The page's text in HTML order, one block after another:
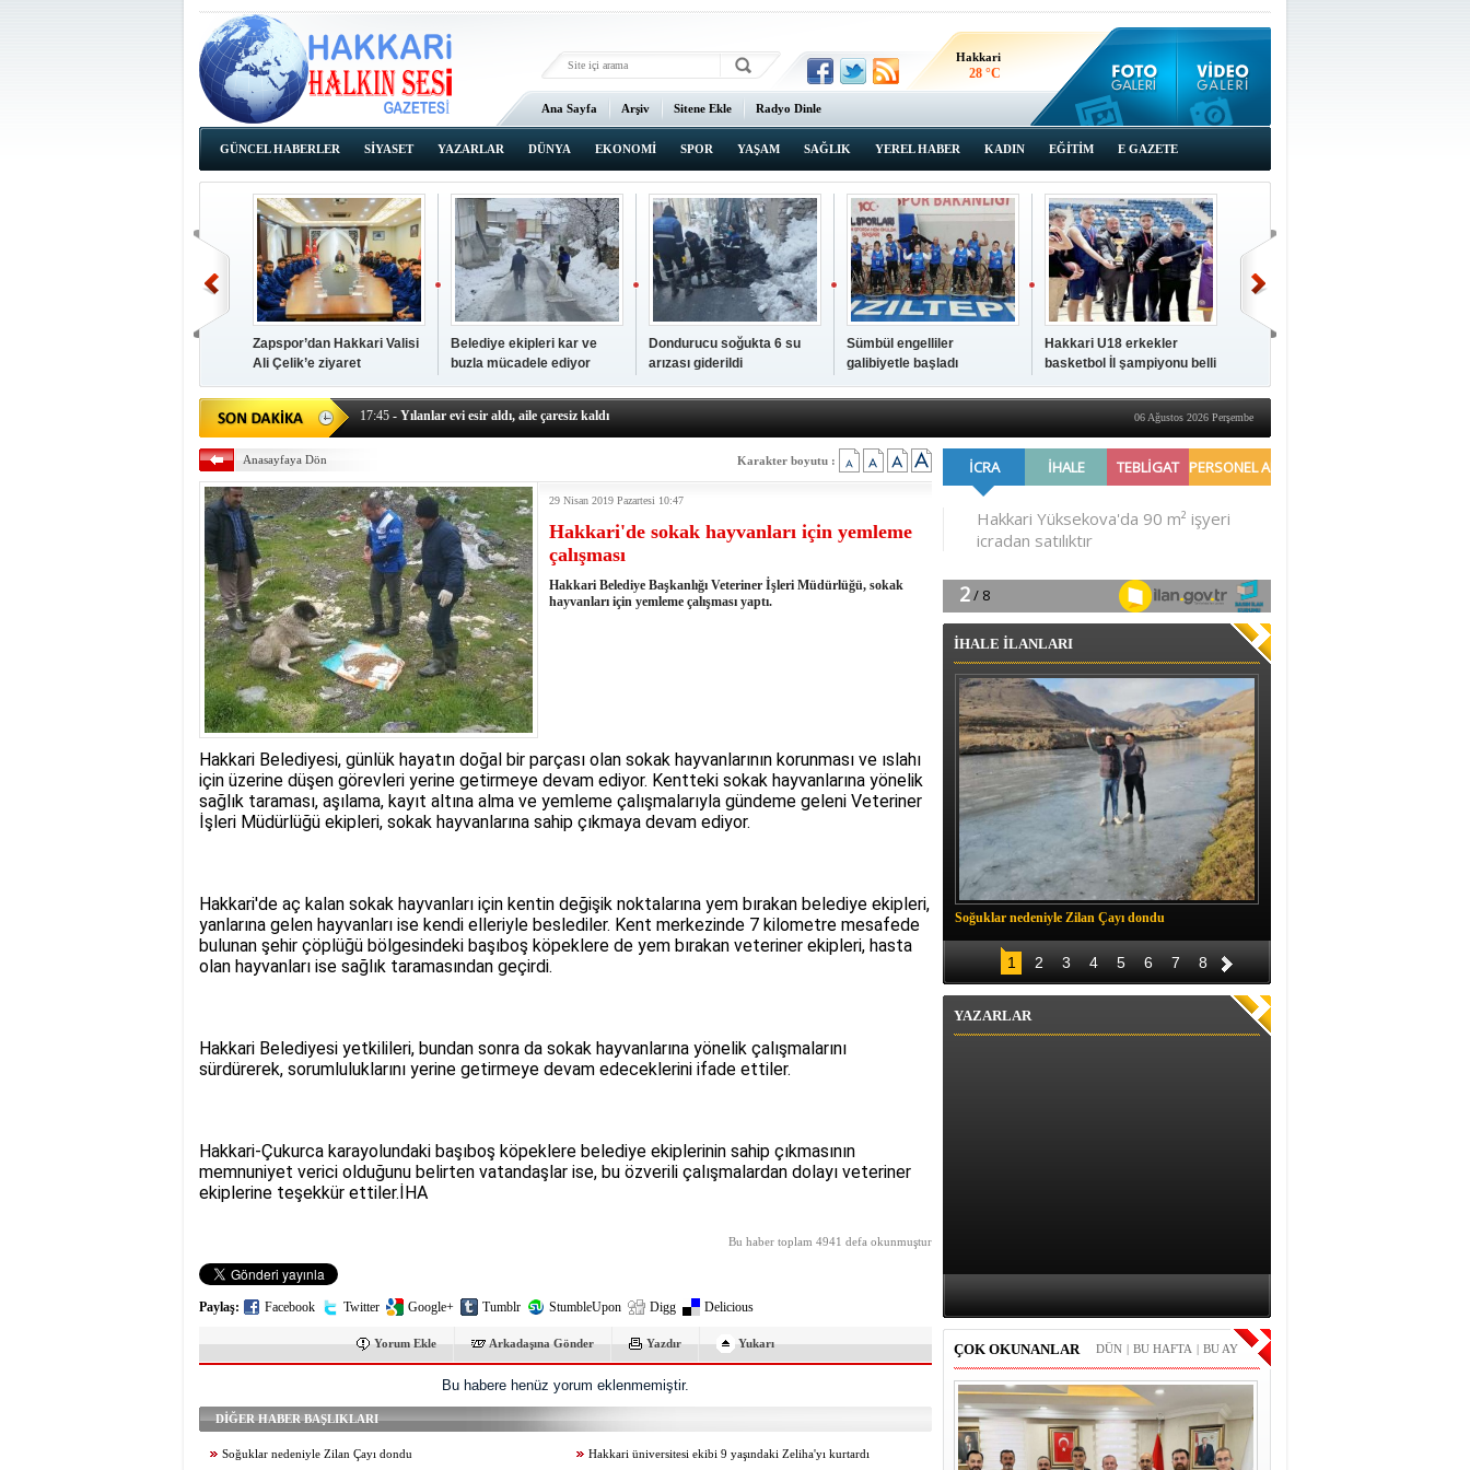
Hakkari
28 °C
Ana Sayfa Arşiv Sitene Ekle Radyo Dinle
GÜNCEL HABERLER SİYASET YAZARLAR DÜNYA EKONOMİ SPOR YAŞAM SAĞLIK YEREL HABER KADIN EĞİTİM E GAZETE
Zapspor’dan Hakkari Valisi
Ali Çelik’e ziyaret
Belediye ekipleri kar ve
buzla mücadele ediyor
Dondurucu soğukta 6 su
arızası giderildi
Sümbül engelliler
galibiyetle başladı
Hakkari U18 erkekler
basketbol İl şampiyonu belli
oldu
Toplantısı yapıldı
17:45 - Yılanlar evi esir aldı, aile çaresiz kaldı
17:43- Hakkari Cumhuriyet Başsavcısı Ufuk Turan görevine başladı
17:37- Başkan Büyüksu: Gençlerimiz için geleceğe yatırım yapıyoruz
17:35- Hakkari'ye Raftingde Çifte Gurur
17:32- Dağcı Yüksel Işık'ın izini köylüler buldu
17:30- Hayvanlar Şarbona karşı aşılanıyor
17:27- Hakkari'de yaz ortasında kış manzarası
19:22- Cennet-Cehennem Vadisi'nde tarihi güreş finali
19:19- CHP Hakkari ve 26 il başkanını görevden aldı
19:17- Cennet Cehennem Vadisi'nde şampiyonluk mücadelesi start aldı
19:13- Bakan Yardımcısı Çelik, Aşiret Lideri Keskin'i ziyaret etti
19:10- Hakkari'de 503 kilogram Esrar ele geçirildi
19:08- Bakan Yardımcısı Ali Çelik Hakkari’de sevgi seli
06 Ağustos 2026 Perşembe
Anasayfaya Dön Karakter boyutu :
29 Nisan 2019 Pazartesi 10:47
Hakkari'de sokak hayvanları için yemleme
çalışması
Hakkari Belediye Başkanlığı Veteriner İşleri Müdürlüğü, sokak
hayvanları için yemleme çalışması yaptı.
Hakkari Belediyesi, günlük hayatın doğal bir parçası olan sokak hayvanlarının korunması ve ıslahı
için üzerine düşen görevleri yerine getirmeye devam ediyor. Kentteki sokak hayvanlarına yönelik
sağlık taraması, aşılama, kayıt altına alma ve yemleme çalışmalarıyla gündeme geleni Veteriner
İşleri Müdürlüğü ekipleri, sokak hayvanlarına sahip çıkmaya devam ediyor.
Hakkari'de aç kalan sokak hayvanları için kentin değişik noktalarına yem bırakan belediye ekipleri,
yanlarına gelen hayvanları ise kendi elleriyle beslediler. Kent merkezinde 7 kilometre mesafede
bulunan şehir çöplüğü bölgesindeki başıboş köpeklere de yem bırakan veteriner ekipleri, hasta
olan hayvanları ise sağlık taramasından geçirdi.
Hakkari Belediyesi yetkilileri, bundan sonra da sokak hayvanlarına yönelik çalışmalarını
sürdürerek, sorumluluklarını yerine getirmeye devam edeceklerini ifade ettiler.
Hakkari-Çukurca karayolundaki başıboş köpeklere belediye ekiplerinin sahip çıkmasının
memnuniyet verici olduğunu belirten vatandaşlar ise, bu özverili çalışmalardan dolayı veteriner
ekiplerine teşekkür ettiler.İHA
Bu haber toplam 4941 defa okunmuştur
Paylaş: Facebook Twitter Google+ Tumblr StumbleUpon Digg Delicious
Yorum Ekle Arkadaşına Gönder Yazdır Yukarı
Bu habere henüz yorum eklenmemiştir.
DİĞER HABER BAŞLIKLARI
Soğuklar nedeniyle Zilan Çayı dondu Hakkari üniversitesi ekibi 9 yaşındaki Zeliha'yı kurtardı
İHALE İLANLARI
Soğuklar nedeniyle Zilan Çayı dondu
1 2 3 4 5 6 7 8
YAZARLAR
ÇOK OKUNANLAR BU AY
|
BU HAFTA
|
DÜN